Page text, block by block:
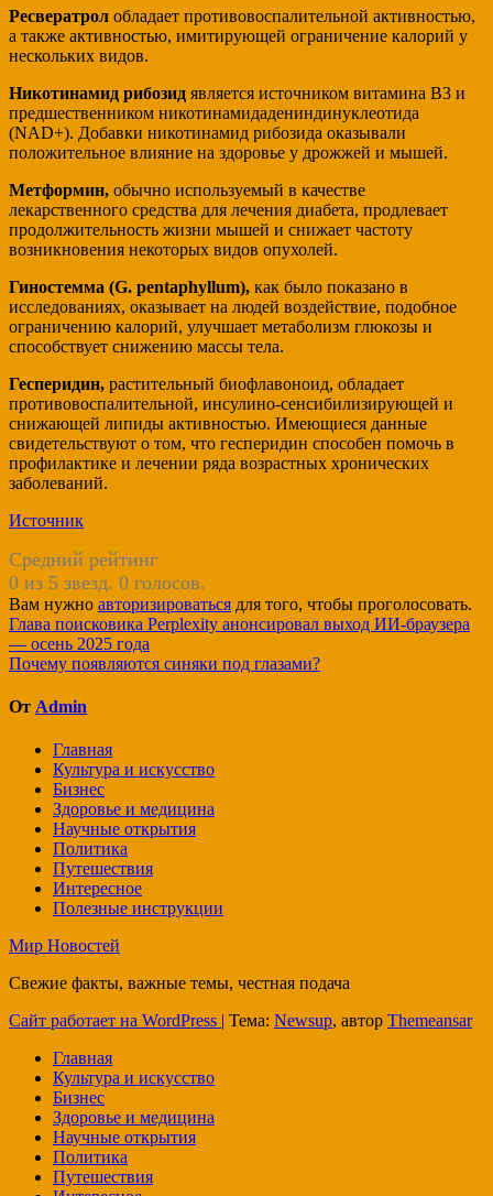
Ресвератрол обладает противовоспалительной активностью,
а также активностью, имитирующей ограничение калорий у
нескольких видов.
Никотинамид рибозид является источником витамина B3 и
предшественником никотинамидадениндинуклеотида
(NAD+). Добавки никотинамид рибозида оказывали
положительное влияние на здоровье у дрожжей и мышей.
Метформин, обычно используемый в качестве
лекарственного средства для лечения диабета, продлевает
продолжительность жизни мышей и снижает частоту
возникновения некоторых видов опухолей.
Гиностемма (G. pentaphyllum), как было показано в
исследованиях, оказывает на людей воздействие, подобное
ограничению калорий, улучшает метаболизм глюкозы и
способствует снижению массы тела.
Гесперидин, растительный биофлавоноид, обладает
противовоспалительной, инсулино-сенсибилизирующей и
снижающей липиды активностью. Имеющиеся данные
свидетельствуют о том, что гесперидин способен помочь в
профилактике и лечении ряда возрастных хронических
заболеваний.
Источник
Средний рейтинг
0 из 5 звезд. 0 голосов.
Вам нужно авторизироваться для того, чтобы проголосовать.
Навигация
по
Глава поисковика Perplexity анонсировал выход ИИ-браузера
— осень 2025 года
Почему появляются синяки под глазами?
От Admin
Главная
Культура и искусство
Бизнес
Здоровье и медицина
Научные открытия
Политика
Путешествия
Интересное
Полезные инструкции
Мир Новостей
Свежие факты, важные темы, честная подача
Сайт работает на WordPress | Тема: Newsup, автор Themeansar
Главная
Культура и искусство
Бизнес
Здоровье и медицина
Научные открытия
Политика
Путешествия